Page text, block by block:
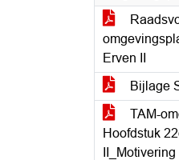
Erven II
Bijlage
TAM-
Hoofdstuk
II_Motivering